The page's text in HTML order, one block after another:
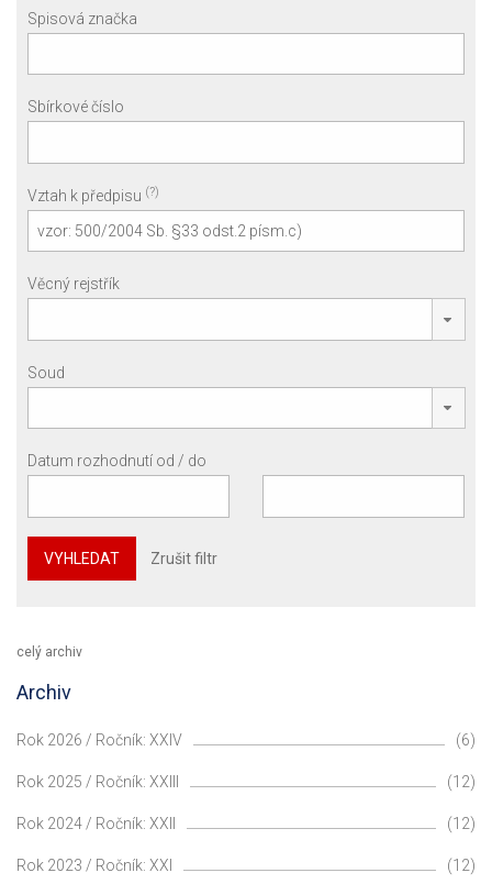
Spisová značka
Sbírkové číslo
Vztah k předpisu (?)
Věcný rejstřík
Soud
Datum rozhodnutí od / do
VYHLEDAT Zrušit filtr
celý archiv
Archiv
Rok 2026 / Ročník: XXIV (6)
Rok 2025 / Ročník: XXIII (12)
Rok 2024 / Ročník: XXII (12)
Rok 2023 / Ročník: XXI (12)